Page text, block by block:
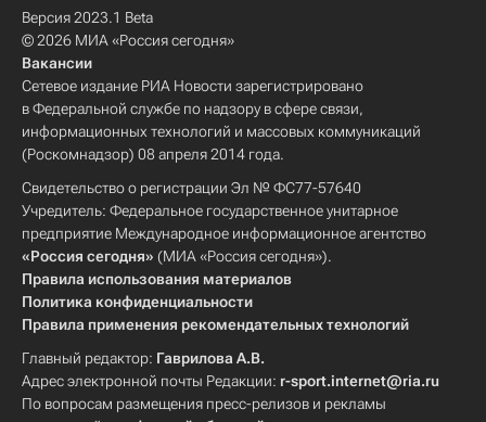
Версия 2023.1 Beta
© 2026 МИА «Россия сегодня»
Вакансии
Сетевое издание РИА Новости зарегистрировано
в Федеральной службе по надзору в сфере связи,
информационных технологий и массовых коммуникаций
(Роскомнадзор) 08 апреля 2014 года.
Свидетельство о регистрации Эл № ФС77-57640
Учредитель: Федеральное государственное унитарное
предприятие Международное информационное агентство
«Россия сегодня» (МИА «Россия сегодня»).
Правила использования материалов
Политика конфиденциальности
Правила применения рекомендательных технологий
Главный редактор: Гаврилова А.В.
Адрес электронной почты Редакции: r-sport.internet@ria.ru
По вопросам размещения пресс-релизов и рекламы